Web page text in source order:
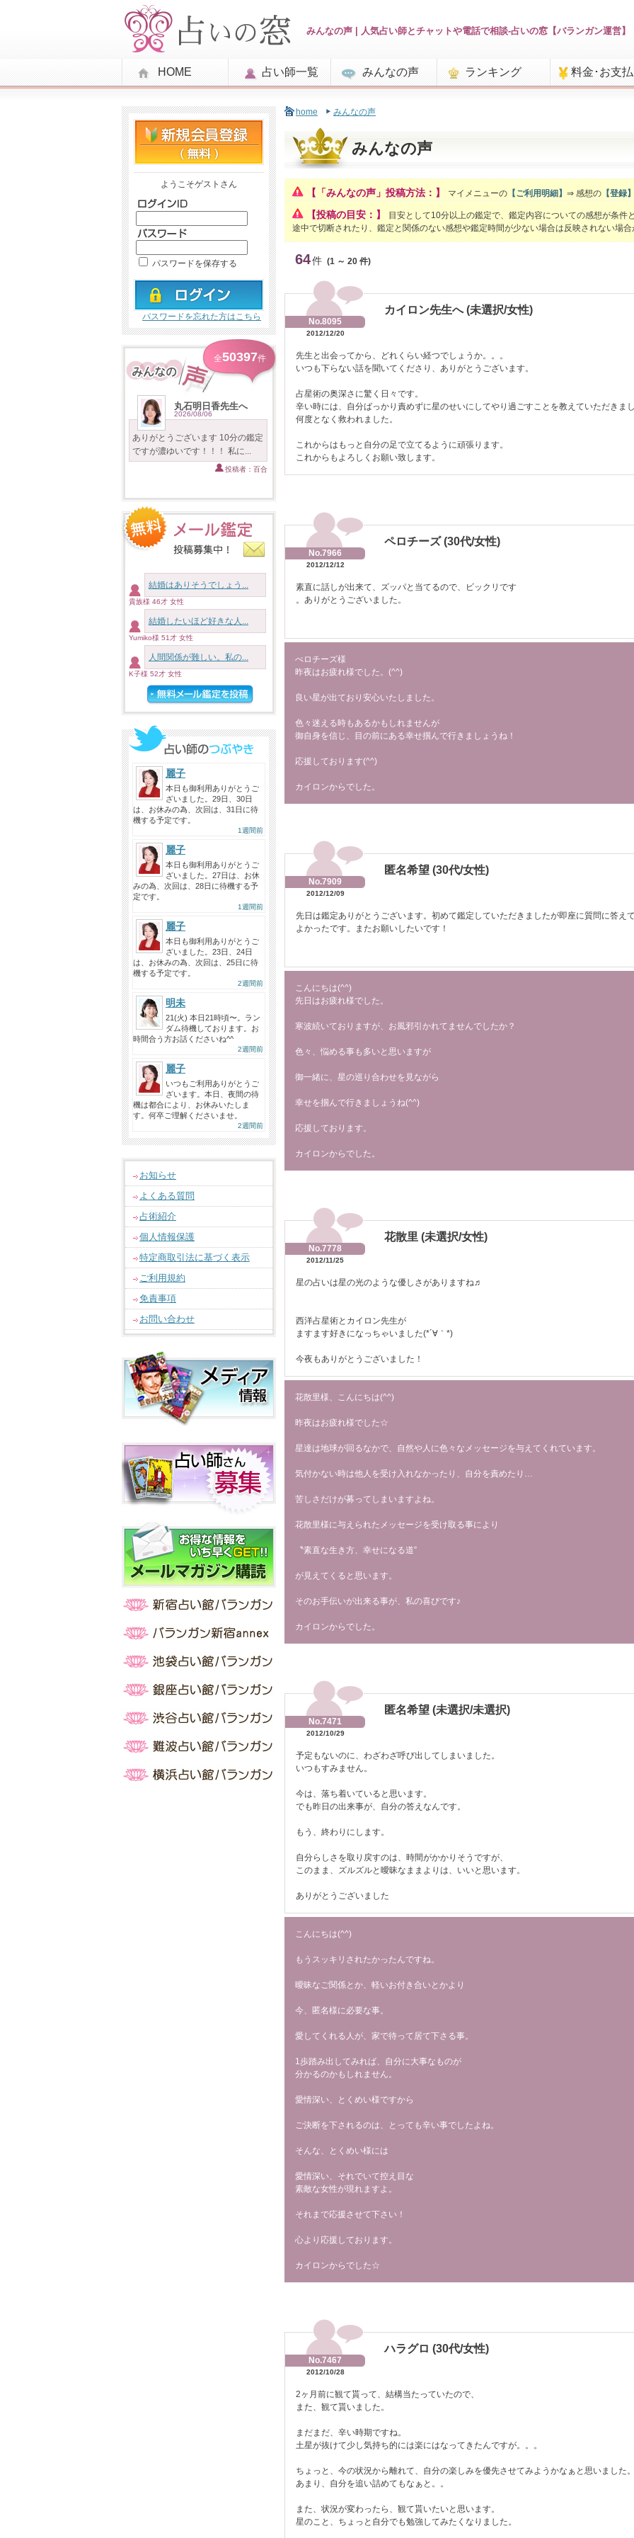
みんなの声 | 人気占い師とチャットや電話で相談-占いの窓【バランガン運営】
HOME 占い師一覧 みんなの声 ランキング 料金･お支
ようこそゲストさん
パスワードを保存する
パスワードを忘れた方はこちら
全50397件
丸石明日香先生へ
2026/08/06
ありがとうございます 10分の鑑定
ですが濃ゆいです！！！ 私に...
投稿者：百合
結婚はありそうでしょう...
貴族様 46才 女性
結婚したいほど好きな人...
Yumiko様 51才 女性
人間関係が難しい。私の...
K子様 52才 女性
麗子
本日も御利用ありがとうご
ざいました。29日、30日
は、お休みの為、次回は、31日に待
機する予定です。
1週間前
麗子
本日も御利用ありがとうご
ざいました。27日は、お休
みの為、次回は、28日に待機する予
定です。
1週間前
麗子
本日も御利用ありがとうご
ざいました。23日、24日
は、お休みの為、次回は、25日に待
機する予定です。
2週間前
明未
21(火) 本日21時頃〜。ラン
ダム待機しております。お
時間合う方お話くださいね^^
2週間前
麗子
いつもご利用ありがとうご
ざいます。本日、夜間の待
機は都合により、お休みいたしま
す。何卒ご理解くださいませ。
2週間前
お知らせ
よくある質問
占術紹介
個人情報保護
特定商取引法に基づく表示
ご利用規約
免責事項
お問い合わせ
home みんなの声
みんなの声
【「みんなの声」投稿方法：】 マイメニューの 【ご利用明細】 ⇒ 感想の 【登録
【投稿の目安：】
目安として10分以上の鑑定で、鑑定内容についての感想が条件
途中で切断されたり、鑑定と関係のない感想や鑑定時間が少ない場合は反映されない場
64件 (1 ～ 20 件)
カイロン先生へ (未選択/女性)
No.8095
2012/12/20
先生と出会ってから、どれくらい経つでしょうか。。。
いつも下らない話を聞いてくださり、ありがとうございます。
占星術の奥深さに驚く日々です。
辛い時には、自分ばっかり責めずに星のせいにしてやり過ごすことを教えていただきま
何度となく救われました。
これからはもっと自分の足で立てるように頑張ります。
これからもよろしくお願い致します。
ペロチーズ (30代/女性)
No.7966
2012/12/12
素直に話しが出来て、ズッパと当てるので、ビックリです
。ありがとうございました。
ぺロチーズ様
昨夜はお疲れ様でした。(^^)
良い星が出ており安心いたしました。
色々迷える時もあるかもしれませんが
御自身を信じ、目の前にある幸せ掴んで行きましょうね！
応援しております(^^)
カイロンからでした。
匿名希望 (30代/女性)
No.7909
2012/12/09
先日は鑑定ありがとうございます。初めて鑑定していただきましたが即座に質問に答え
よかったです。またお願いしたいです！
こんにちは(^^)
先日はお疲れ様でした。
寒波続いておりますが、お風邪引かれてませんでしたか？
色々、悩める事も多いと思いますが
御一緒に、星の巡り合わせを見ながら
幸せを掴んで行きましょうね(^^)
応援しております。
カイロンからでした。
花散里 (未選択/女性)
No.7778
2012/11/25
星の占いは星の光のような優しさがありますね♬
西洋占星術とカイロン先生が
ますます好きになっちゃいました(*´∀｀*)
今夜もありがとうございました！
花散里様、こんにちは(^^)
昨夜はお疲れ様でした☆
星達は地球が回るなかで、自然や人に色々なメッセージを与えてくれています。
気付かない時は他人を受け入れなかったり、自分を責めたり…
苦しさだけが募ってしまいますよね。
花散里様に与えられたメッセージを受け取る事により
〝素直な生き方、幸せになる道”
が見えてくると思います。
そのお手伝いが出来る事が、私の喜びです♪
カイロンからでした。
匿名希望 (未選択/未選択)
No.7471
2012/10/29
予定もないのに、わざわざ呼び出してしまいました。
いつもすみません。
今は、落ち着いていると思います。
でも昨日の出来事が、自分の答えなんです。
もう、終わりにします。
自分らしさを取り戻すのは、時間がかかりそうですが、
このまま、ズルズルと曖昧なままよりは、いいと思います。
ありがとうございました
こんにちは(^^)
もうスッキリされたかったんですね。
曖昧なご関係とか、軽いお付き合いとかより
今、匿名様に必要な事。
愛してくれる人が、家で待って居て下さる事。
1歩踏み出してみれば、自分に大事なものが
分かるのかもしれません。
愛情深い、とくめい様ですから
ご決断を下されるのは、とっても辛い事でしたよね。
そんな、とくめい様には
愛情深い、それでいて控え目な
素敵な女性が現れますよ。
それまで応援させて下さい！
心より応援しております。
カイロンからでした☆
ハラグロ (30代/女性)
No.7467
2012/10/28
2ヶ月前に観て貰って、結構当たっていたので、
また、観て貰いました。
まだまだ、辛い時期ですね。
土星が抜けて少し気持ち的には楽にはなってきたんですが。。。
ちょっと、今の状況から離れて、自分の楽しみを優先させてみようかなぁと思いました
あまり、自分を追い詰めてもなぁと。。
また、状況が変わったら、観て貰いたいと思います。
星のこと、ちょっと自分でも勉強してみたくなりました。